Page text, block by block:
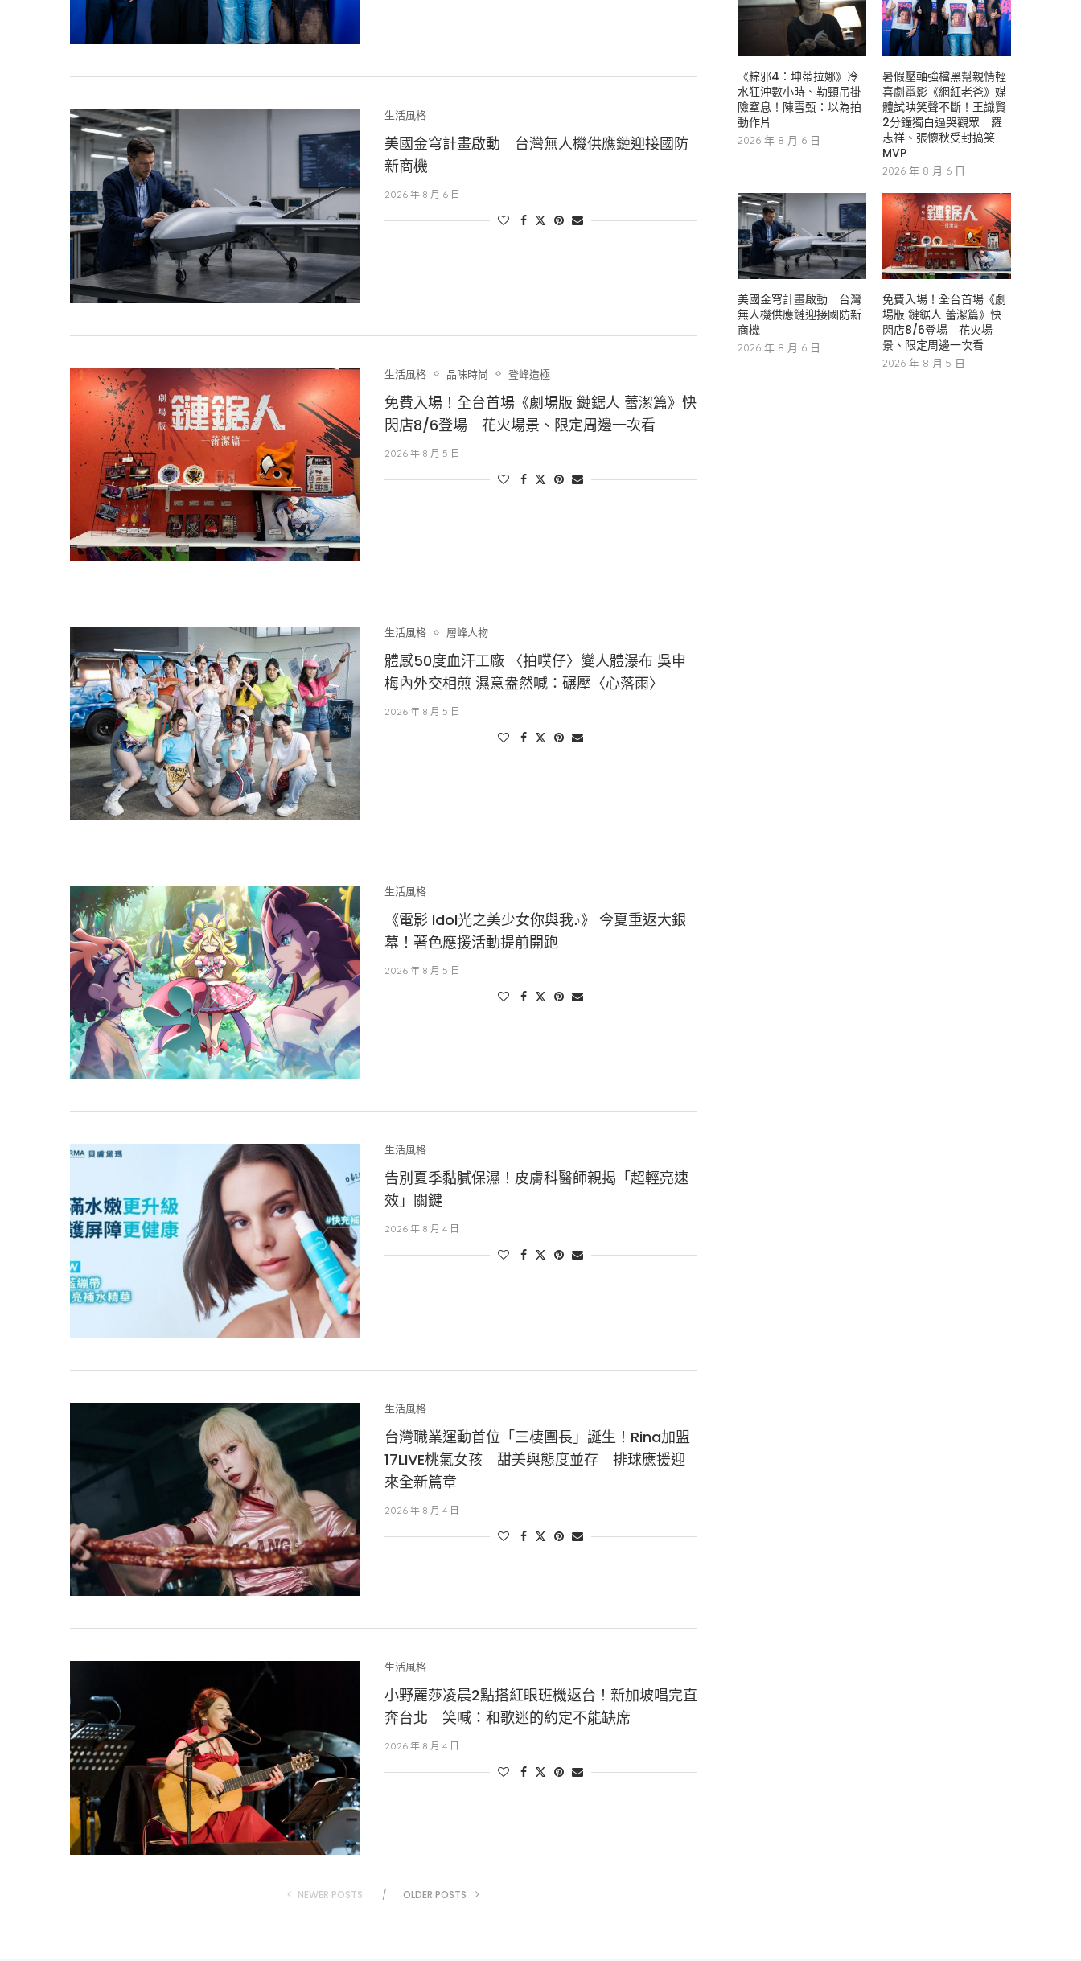
生活風格
美國金穹計畫啟動 台灣無人機供應鏈迎接國防
新商機
2026 年 8 月 6 日
生活風格 品味時尚 登峰造極
免費入場！全台首場《劇場版 鏈鋸人 蕾潔篇》快
閃店8/6登場 花火場景、限定周邊一次看
2026 年 8 月 5 日
生活風格 層峰⼈物
體感50度血汗工廠 〈拍噗仔〉變人體瀑布 吳申
梅內外交相煎 濕意盎然喊：碾壓〈心落雨〉
2026 年 8 月 5 日
生活風格
《電影 Idol光之美少女你與我♪》 今夏重返大銀
幕！著色應援活動提前開跑
2026 年 8 月 5 日
生活風格
告別夏季黏膩保濕！皮膚科醫師親揭「超輕亮速
效」關鍵
2026 年 8 月 4 日
生活風格
台灣職業運動首位「三棲團長」誕生！Rina加盟
17LIVE桃氣女孩 甜美與態度並存 排球應援迎
來全新篇章
2026 年 8 月 4 日
生活風格
小野麗莎凌晨2點搭紅眼班機返台！新加坡唱完直
奔台北 笑喊：和歌迷的約定不能缺席
2026 年 8 月 4 日
NEWER POSTS OLDER POSTS
《粽邪4：坤蒂拉娜》冷
水狂沖數小時、勒頸吊掛
險窒息！陳雪甄：以為拍
動作片
2026 年 8 月 6 日
暑假壓軸強檔黑幫親情輕
喜劇電影《網紅老爸》媒
體試映笑聲不斷！王識賢
2分鐘獨白逼哭觀眾 羅
志祥、張懷秋受封搞笑
MVP
2026 年 8 月 6 日
美國金穹計畫啟動 台灣
無人機供應鏈迎接國防新
商機
2026 年 8 月 6 日
免費入場！全台首場《劇
場版 鏈鋸人 蕾潔篇》快
閃店8/6登場 花火場
景、限定周邊一次看
2026 年 8 月 5 日